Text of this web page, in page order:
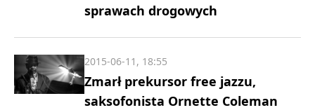
sprawach drogowych
Zmarł prekursor free jazzu,
saksofonista Ornette Coleman
2015-06-11, 18:55